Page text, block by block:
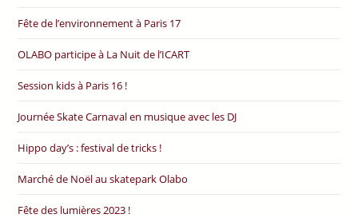
Fête de l’environnement à Paris 17
OLABO participe à La Nuit de l’ICART
Session kids à Paris 16 !
Journée Skate Carnaval en musique avec les DJ
Hippo day’s : festival de tricks !
Marché de Noël au skatepark Olabo
Fête des lumières 2023 !